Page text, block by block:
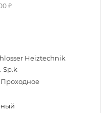
₽
Heiztechnik
Sp.k
Проходное